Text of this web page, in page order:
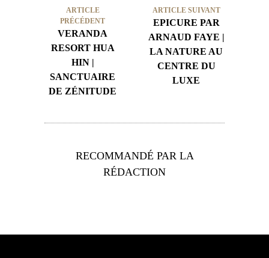
ARTICLE
PRÉCÉDENT
VERANDA
RESORT HUA
HIN |
SANCTUAIRE
DE ZÉNITUDE
ARTICLE SUIVANT
EPICURE PAR
ARNAUD FAYE |
LA NATURE AU
CENTRE DU
LUXE
RECOMMANDÉ PAR LA
RÉDACTION